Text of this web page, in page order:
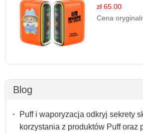
Egzotyczny
zł 65.00
Cena
Blog
Puff i waporyzacja odkryj sekrety
korzystania z produktów Puff oraz